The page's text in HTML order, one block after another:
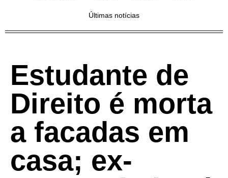
Últimas notícias
Estudante de
Direito é morta
a facadas em
casa; ex-